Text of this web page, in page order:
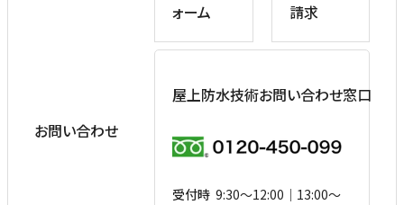
お問い合わせ
ォーム
請求
屋上防水技術お問い合わせ窓口
受付時 9:30〜12:00｜13:00〜